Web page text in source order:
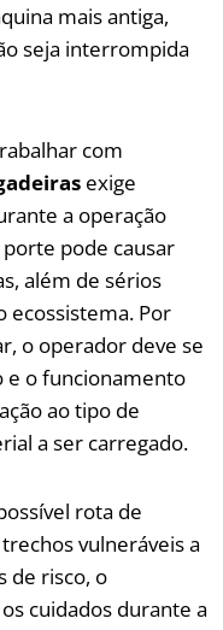
mais antiga,
seja interrompida
com
exige
a operação
pode causar
além de sérios
ecossistema. Por
o operador deve se
e o funcionamento
ao tipo de
a ser carregado.
rota de
vulneráveis a
de risco, o
cuidados durante a